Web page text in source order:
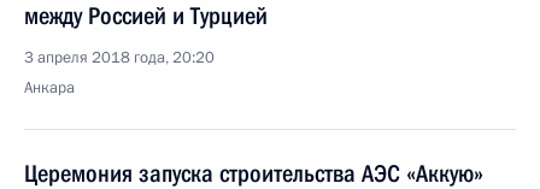
между Россией и Турцией
3 апреля 2018 года, 20:20
Анкара
Церемония запуска строительства АЭС «Аккую»